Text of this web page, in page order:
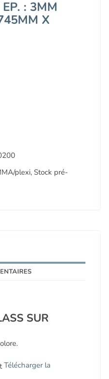
: 3MM
X
plexi,Stock pré-
SUR
Télécharger la